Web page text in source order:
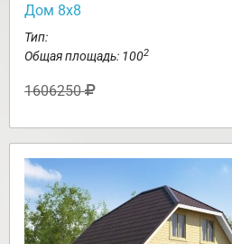
Дом 8х8
Тип:
Общая площадь: 1002
1606250